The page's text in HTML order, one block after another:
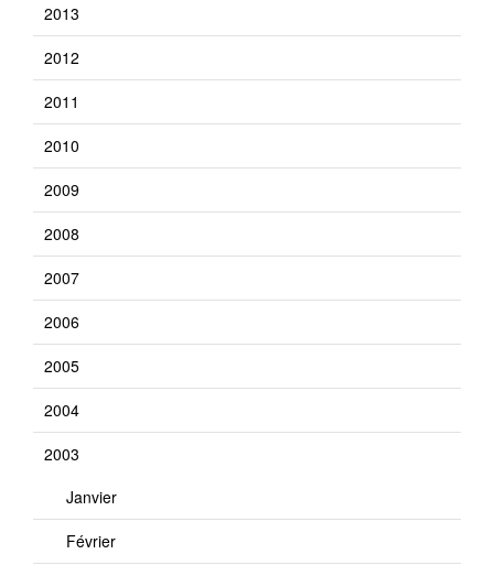
2013
2012
2011
2010
2009
2008
2007
2006
2005
2004
2003
Janvier
Février